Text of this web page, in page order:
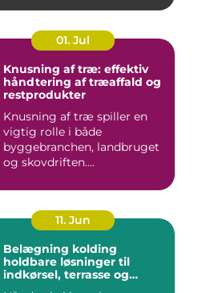
01. Jul
Knusning af træ: effektiv
håndtering af træaffald og
restprodukter
Knusning af træ spiller en
vigtig rolle i både
byggebranchen, landbruget
og skovdriften....
11. Jun
Belægning kolding
holdbare løsninger til
indkørsel, terrasse og